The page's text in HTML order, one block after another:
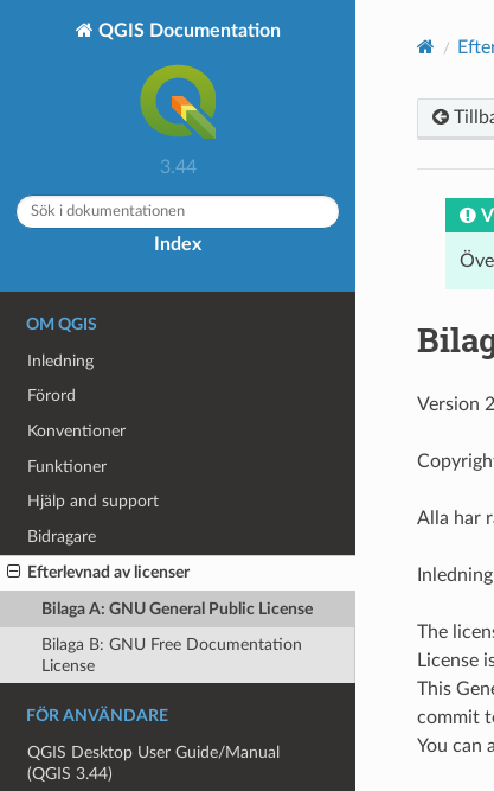
QGIS Documentation
3.44
Index
OM QGIS
Inledning
Förord
Konventioner
Funktioner
Hjälp and support
Bidragare
Efterlevnad av licenser
Bilaga A: GNU General Public License
Bilaga B: GNU Free Documentation
License
FÖR ANVÄNDARE
QGIS Desktop User Guide/Manual
(QGIS 3.44)
Version
Alla har
Inledning
The
License
This
commit
You can